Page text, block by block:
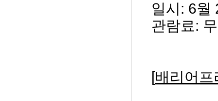
일시: 6월
관람료 :
[배리어